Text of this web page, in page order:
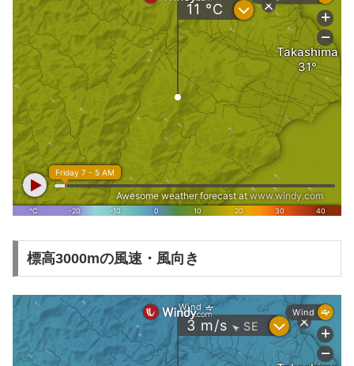
標高3000mの風速・風向き